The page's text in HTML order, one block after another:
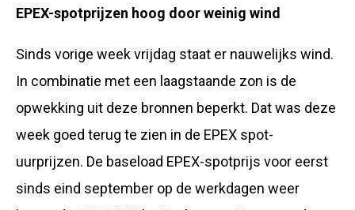
EPEX-spotprijzen hoog door weinig wind
Sinds vorige week vrijdag staat er nauwelijks wind.
In combinatie met een laagstaande zon is de
opwekking uit deze bronnen beperkt. Dat was deze
week goed terug te zien in de EPEX spot-
uurprijzen. De baseload EPEX-spotprijs voor eerst
sinds eind september op de werkdagen weer